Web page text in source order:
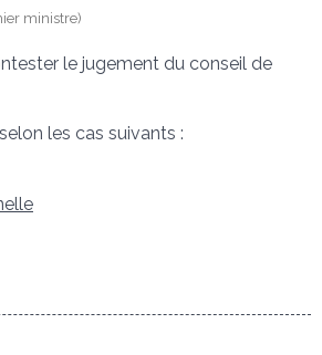
ministre)
le jugement du conseil de
les cas suivants :